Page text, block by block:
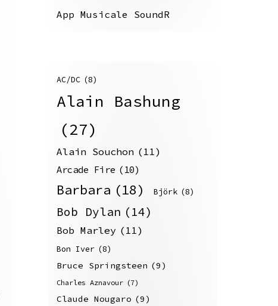
App Musicale SoundR
AC/DC (8)
Alain Bashung
(27)
Alain Souchon (11)
Arcade Fire (10)
Barbara (18) Björk (8)
Bob Dylan (14)
Bob Marley (11)
Bon Iver (8)
Bruce Springsteen (9)
Charles Aznavour (7)
Claude Nougaro (9)